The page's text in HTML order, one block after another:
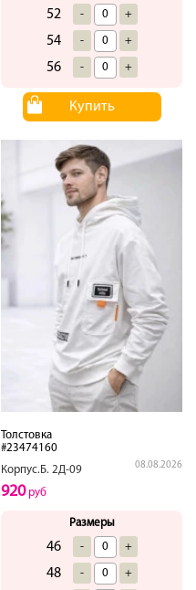
52 - +
54 - +
56 - +
Купить
Толстовка
#23474160
Корпус.Б. 2Д-09
08.08.2026
920руб
Размеры
46 - +
48 - +